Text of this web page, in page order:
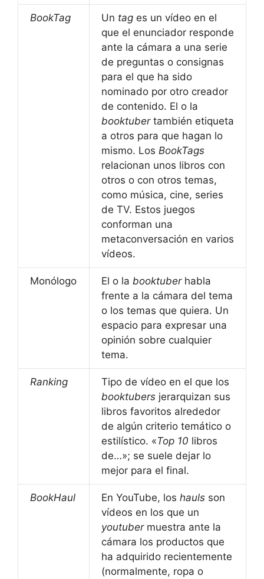
BookTag Un tag es un vídeo en el
que el enunciador responde
ante la cámara a una serie
de preguntas o consignas
para el que ha sido
nominado por otro creador
de contenido. El o la
booktubertambién etiqueta
a otros para que hagan lo
mismo. Los BookTags
relacionan unos libros con
otros o con otros temas,
como música, cine, series
de TV. Estos juegos
conforman una
metaconversación en varios
vídeos.
Monólogo El o la booktuberhabla
frente a la cámara del tema
o los temas que quiera. Un
espacio para expresar una
opinión sobre cualquier
tema.
Ranking
Tipo de vídeo en el que los
booktubers jerarquizan sus
libros favoritos alrededor
de algún criterio temático o
estilístico. «Top 10 libros
de…»; se suele dejar lo
mejor para el final.
BookHaul En YouTube, los hauls son
vídeos en los que un
youtubermuestra ante la
cámara los productos que
ha adquirido recientemente
(normalmente, ropa o